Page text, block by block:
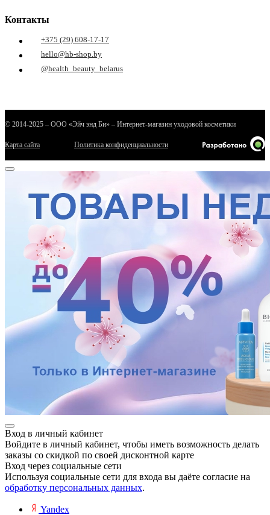
Контакты
+375 (29) 608-17-17
hello@hb-shop.by
@health_beauty_belarus
© 2014-2025 – ООО «Эйч энд Би» – Интернет-магазин уходовой косметики
Карта сайта Политика конфиденциальности
Вход в личный кабинет
Войдите в личный кабинет, чтобы иметь возможность делать
заказы со скидкой по своей дисконтной карте
Вход через социальные сети
Используя социальные сети для входа вы даёте согласие на
обработку персональных данных.
Yandex